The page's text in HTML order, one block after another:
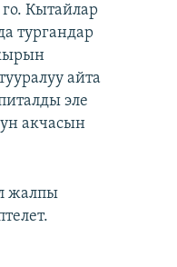
Кытайлар
тургандар
айта
эле
акчасын
жалпы